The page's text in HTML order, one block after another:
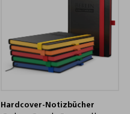
Hardcover-Notizbücher